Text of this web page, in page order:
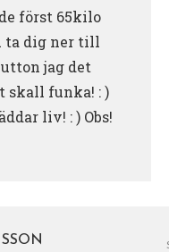
först 65kilo
ta dig ner till
jag det
skall funka! : )
liv! : ) Obs!